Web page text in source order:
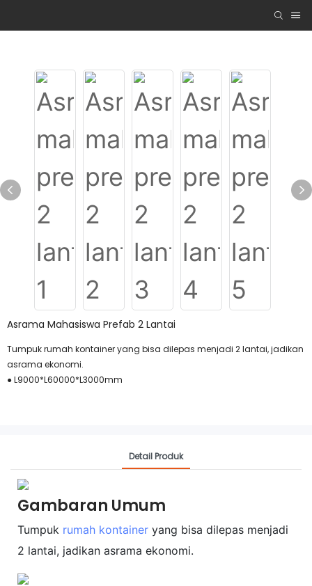
Asrama Mahasiswa Prefab 2 Lantai
Tumpuk rumah kontainer yang bisa dilepas menjadi 2 lantai, jadikan
asrama ekonomi.
● L9000*L60000*L3000mm
Detail Produk
Gambaran Umum
Tumpuk rumah kontainer yang bisa dilepas menjadi
2 lantai, jadikan asrama ekonomi.